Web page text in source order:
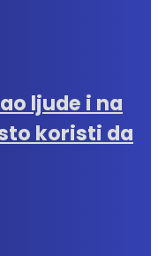
ljude i na
koristi da